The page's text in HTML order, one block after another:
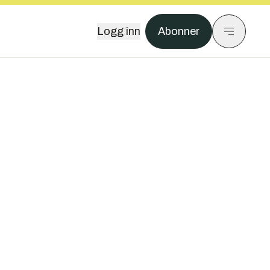
Logg inn Abonner